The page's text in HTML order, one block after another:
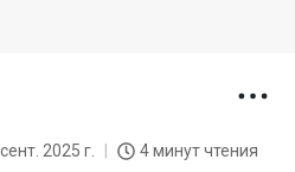
2025 г.
4 минут чтения